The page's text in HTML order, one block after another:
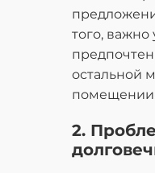
того, важно
остальной
2.